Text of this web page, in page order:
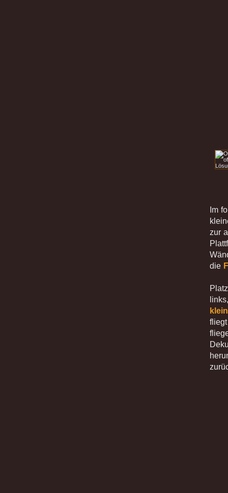
Im
zur
die